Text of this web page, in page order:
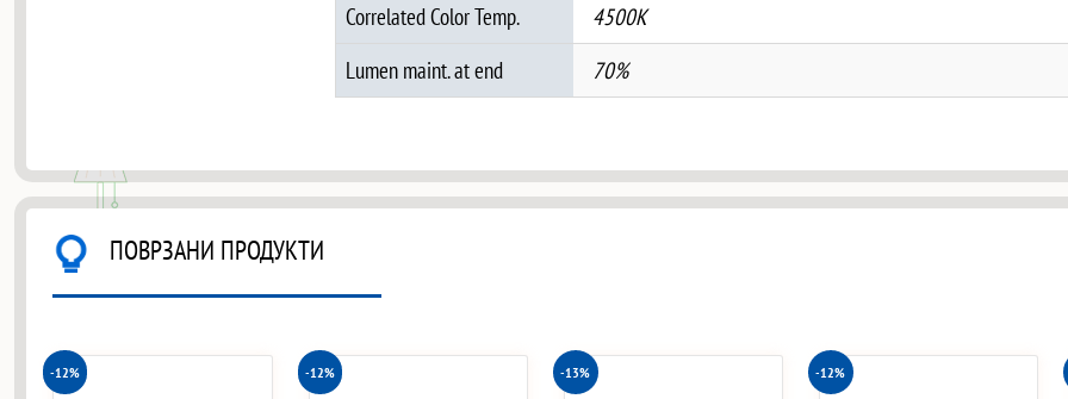
Correlated Color Temp.
4500K
Lumen maint. at end
70%
ПОВРЗАНИ ПРОДУКТИ
-12% -12% -13% -12%